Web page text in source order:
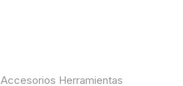
Accesorios Herramientas